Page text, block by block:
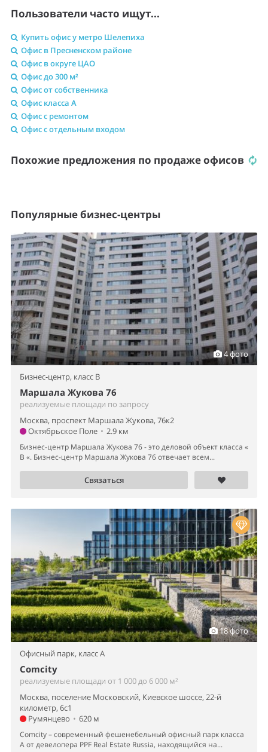
Пользователи часто ищут...
Купить офис у метро Шелепиха
Офис в Пресненском районе
Офис в округе ЦАО
Офис до 300 м²
Офис от собственника
Офис класса A
Офис с ремонтом
Офис с отдельным входом
Похожие предложения по продаже офисов
Популярные бизнес-центры
4 фото
Бизнес-центр, класс B
Маршала Жукова 76
реализуемые площади по запросу
Москва, проспект Маршала Жукова, 76к2
Октябрьское Поле • 2.9 км
Бизнес-центр Маршала Жукова 76 - это деловой объект класса «
B «. Бизнес-центр Маршала Жукова 76 отвечает всем...
Связаться
18 фото
Офисный парк, класс A
Comcity
реализуемые площади от 1 000 до 6 000 м²
Москва, поселение Московский, Киевское шоссе, 22-й
километр, 6с1
Румянцево • 620 м
Comcity – современный фешенебельный офисный парк класса
А от девелопера PPF Real Estate Russia, находящийся на...